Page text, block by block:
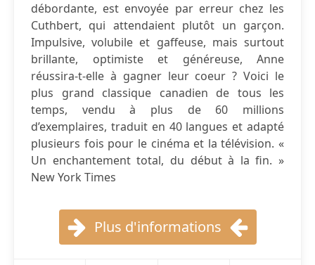
débordante, est envoyée par erreur chez les
Cuthbert, qui attendaient plutôt un garçon.
Impulsive, volubile et gaffeuse, mais surtout
brillante, optimiste et généreuse, Anne
réussira-t-elle à gagner leur coeur ? Voici le
plus grand classique canadien de tous les
temps, vendu à plus de 60 millions
d’exemplaires, traduit en 40 langues et adapté
plusieurs fois pour le cinéma et la télévision. «
Un enchantement total, du début à la fin. »
New York Times
Plus d'informations